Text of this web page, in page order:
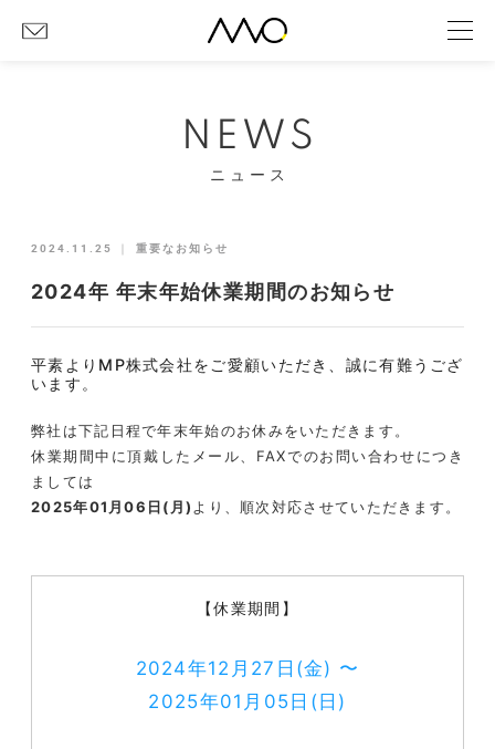
NEWS
ニュース
2024.11.25 ｜ 重要なお知らせ
2024年 年末年始休業期間のお知らせ
平素よりMP株式会社をご愛顧いただき、誠に有難うござ
います。
弊社は下記日程で年末年始のお休みをいただきます。
休業期間中に頂戴したメール、FAXでのお問い合わせにつき
ましては
2025年01月06日(月) より、順次対応させていただきます。
【休業期間】
2024年12月27日(金) 〜
2025年01月05日(日)